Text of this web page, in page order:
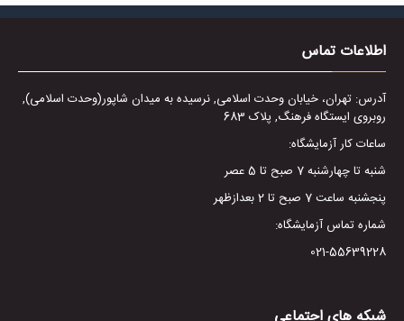
اطلاعات تماس
آدرس: تهران، خیابان وحدت اسلامی, نرسیده به میدان شاپور(وحدت اسلامی),
روبروی ایستگاه فرهنگ, پلاک 683
ساعات کار آزمایشگاه:
شنبه تا چهارشنبه 7 صبح تا 5 عصر
پنجشنبه ساعت 7 صبح تا 2 بعدازظهر
شماره تماس آزمایشگاه:
021-55639228